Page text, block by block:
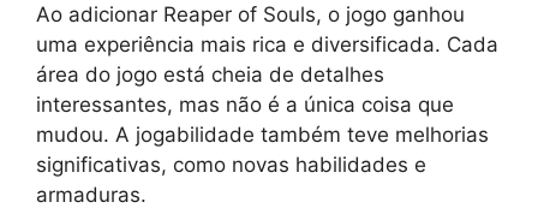
Ao adicionar Reaper of Souls, o jogo ganhou
uma experiência mais rica e diversificada. Cada
área do jogo está cheia de detalhes
interessantes, mas não é a única coisa que
mudou. A jogabilidade também teve melhorias
significativas, como novas habilidades e
armaduras.